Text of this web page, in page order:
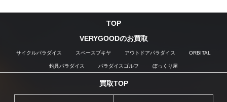
TOP
VERYGOODのお買取
サイクルパラダイス スペースブキヤ アウトドアパラダイス ORBITAL
釣具パラダイス パラダイスゴルフ ぼっくり屋
買取TOP